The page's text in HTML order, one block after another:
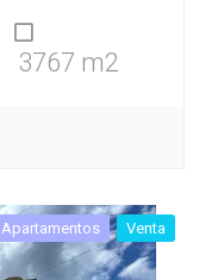
3767 m2
Apartamentos Venta